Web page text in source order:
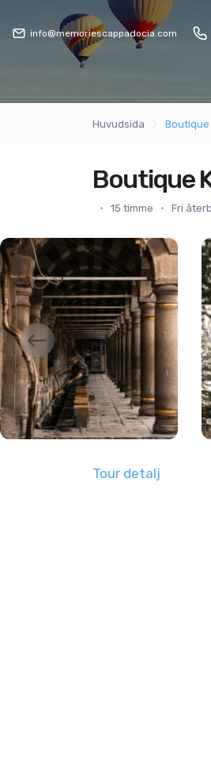
info@memoriescappadocia.com
Huvudsida Boutique
Boutique
15 timme Fri
Tour detalj